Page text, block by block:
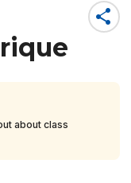
share
about class